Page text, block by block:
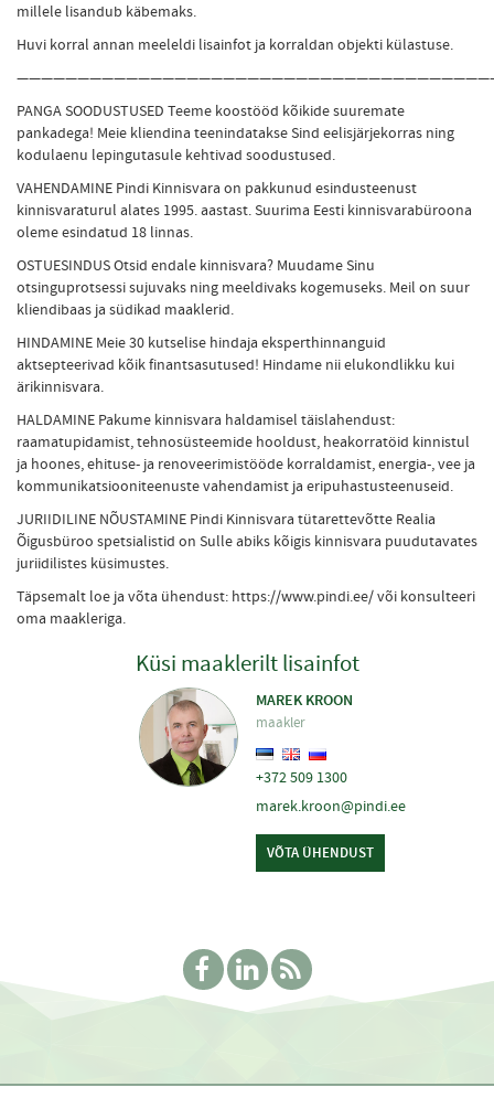
millele lisandub käbemaks.
Huvi korral annan meeleldi lisainfot ja korraldan objekti külastuse.
PANGA SOODUSTUSED Teeme koostööd kõikide suuremate
pankadega! Meie kliendina teenindatakse Sind eelisjärjekorras ning
kodulaenu lepingutasule kehtivad soodustused.
VAHENDAMINE Pindi Kinnisvara on pakkunud esindusteenust
kinnisvaraturul alates 1995. aastast. Suurima Eesti kinnisvarabüroona
oleme esindatud 18 linnas.
OSTUESINDUS Otsid endale kinnisvara? Muudame Sinu
otsinguprotsessi sujuvaks ning meeldivaks kogemuseks. Meil on suur
kliendibaas ja südikad maaklerid.
HINDAMINE Meie 30 kutselise hindaja eksperthinnanguid
aktsepteerivad kõik finantsasutused! Hindame nii elukondlikku kui
ärikinnisvara.
HALDAMINE Pakume kinnisvara haldamisel täislahendust:
raamatupidamist, tehnosüsteemide hooldust, heakorratöid kinnistul
ja hoones, ehituse- ja renoveerimistööde korraldamist, energia-, vee ja
kommunikatsiooniteenuste vahendamist ja eripuhastusteenuseid.
JURIIDILINE NÕUSTAMINE Pindi Kinnisvara tütarettevõtte Realia
Õigusbüroo spetsialistid on Sulle abiks kõigis kinnisvara puudutavates
juriidilistes küsimustes.
Täpsemalt loe ja võta ühendust: https://www.pindi.ee/ või konsulteeri
oma maakleriga.
Küsi maaklerilt lisainfot
MAREK KROON
maakler
+372 509 1300
marek.kroon@pindi.ee
VÕTA ÜHENDUST